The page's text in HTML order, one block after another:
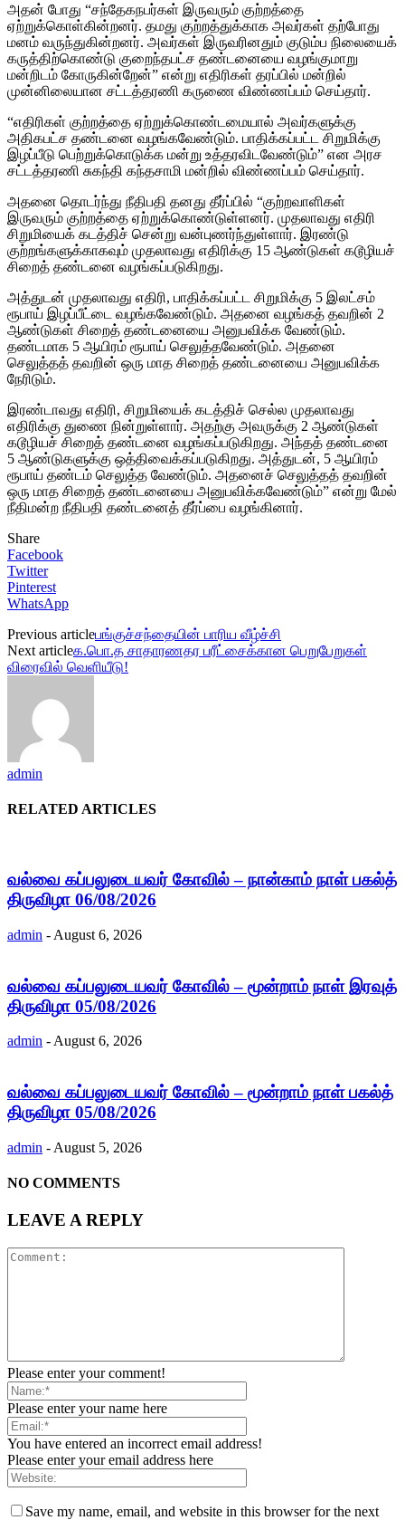
அதன் போது “சந்தேகநபர்கள் இருவரும் குற்றத்தை
ஏற்றுக்கொள்கின்றனர். தமது குற்றத்துக்காக அவர்கள் தற்போது
மனம் வருந்துகின்றனர். அவர்கள் இருவரினதும் குடும்ப நிலையைக்
கருத்திற்கொண்டு குறைந்தபட்ச தண்டனையை வழங்குமாறு
மன்றிடம் கோருகின்றேன்” என்று எதிரிகள் தரப்பில் மன்றில்
முன்னிலையான சட்டத்தரணி கருணை விண்ணப்பம் செய்தார்.
“எதிரிகள் குற்றத்தை ஏற்றுக்கொண்டமையால் அவர்களுக்கு
அதிகபட்ச தண்டனை வழங்கவேண்டும். பாதிக்கப்பட்ட சிறுமிக்கு
இழப்பீடு பெற்றுக்கொடுக்க மன்று உத்தரவிடவேண்டும்” என அரச
சட்டத்தரணி சுகந்தி கந்தசாமி மன்றில் விண்ணப்பம் செய்தார்.
அதனை தொடர்ந்து நீதிபதி தனது தீர்ப்பில் “குற்றவாளிகள்
இருவரும் குற்றத்தை ஏற்றுக்கொண்டுள்ளனர். முதலாவது எதிரி
சிறுமியைக் கடத்திச் சென்று வன்புணர்ந்துள்ளார். இரண்டு
குற்றங்களுக்காகவும் முதலாவது எதிரிக்கு 15 ஆண்டுகள் கடூழியச்
சிறைத் தண்டனை வழங்கப்படுகிறது.
அத்துடன் முதலாவது எதிரி, பாதிக்கப்பட்ட சிறுமிக்கு 5 இலட்சம்
ரூபாய் இழப்பீட்டை வழங்கவேண்டும். அதனை வழங்கத் தவறின் 2
ஆண்டுகள் சிறைத் தண்டனையை அனுபவிக்க வேண்டும்.
தண்டமாக 5 ஆயிரம் ரூபாய் செலுத்தவேண்டும். அதனை
செலுத்தத் தவறின் ஒரு மாத சிறைத் தண்டனையை அனுபவிக்க
நேரிடும்.
இரண்டாவது எதிரி, சிறுமியைக் கடத்திச் செல்ல முதலாவது
எதிரிக்கு துணை நின்றுள்ளார். அதற்கு அவருக்கு 2 ஆண்டுகள்
கடூழியச் சிறைத் தண்டனை வழங்கப்படுகிறது. அந்தத் தண்டனை
5 ஆண்டுகளுக்கு ஒத்திவைக்கப்படுகிறது. அத்துடன், 5 ஆயிரம்
ரூபாய் தண்டம் செலுத்த வேண்டும். அதனைச் செலுத்தத் தவறின்
ஒரு மாத சிறைத் தண்டனையை அனுபவிக்கவேண்டும்” என்று மேல்
நீதிமன்ற நீதிபதி தண்டனைத் தீர்ப்பை வழங்கினார்.
Share
Facebook
Twitter
Pinterest
WhatsApp
Previous articleபங்குச்சந்தையின் பாரிய வீழ்ச்சி
Next articleக.பொ.த சாதாரணதர பரீட்சைக்கான பெறுபேறுகள்
விரைவில் வெளியீடு!
admin
RELATED ARTICLES
வல்வை கப்பலுடையவர் கோவில் – நான்காம் நாள் பகல்த்
திருவிழா 06/08/2026
admin - August 6, 2026
வல்வை கப்பலுடையவர் கோவில் – மூன்றாம் நாள் இரவுத்
திருவிழா 05/08/2026
admin - August 6, 2026
வல்வை கப்பலுடையவர் கோவில் – மூன்றாம் நாள் பகல்த்
திருவிழா 05/08/2026
admin - August 5, 2026
NO COMMENTS
LEAVE A REPLY
Please enter your comment!
Please enter your name here
You have entered an incorrect email address!
Please enter your email address here
Save my name, email, and website in this browser for the next